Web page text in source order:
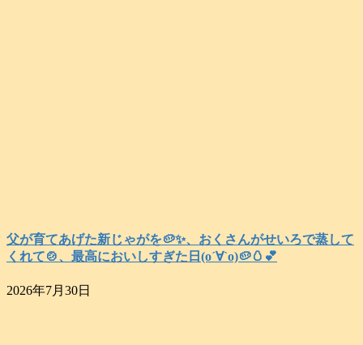
父が育てあげた新じゃがを🥔✨️、おくさんがせいろで蒸して
くれて🍲、最高においしすぎた日(о´∀`о)🥔🥚💕
2026年7月30日